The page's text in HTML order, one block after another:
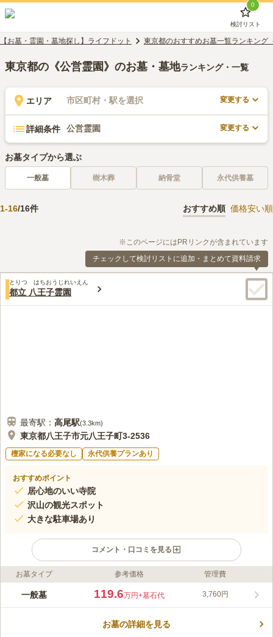
0
検討リスト
【お墓・霊園・墓地探し】ライフドット 東京都のおすすめお墓一覧ランキング
東京都の《公営霊園》のお墓・墓地ランキング・一覧
エリア 市区町村・駅を選択 変更する
詳細条件 公営霊園 変更する
お墓タイプから選ぶ
一般墓 樹木葬 納骨堂 永代供養墓
1-16/16件 おすすめ順 価格安い順
※このページにはPRリンクが含まれています
チェックして検討リストに追加・まとめて資料請求
とりつ はちおうじれいえん
都立 八王子霊園
最寄駅： 高尾駅(3.3km)
東京都八王子市元八王子町3-2536
檀家になる必要なし 永代供養プランあり
おすすめポイント
居心地のいい寺院
沢山の観光スポット
大きな駐車場あり
コメント・口コミを見る
ライフドット編集部のコメント
都立 八王子霊園は、八王子市元八王子町にある宗旨・宗派自由
車場もあるので、お車でのお越しも可能です。 この霊園は、丘
お墓タイプ 参考価格 管理費
一般墓 119.6万円+墓石代 3,760円
お墓の詳細を見る